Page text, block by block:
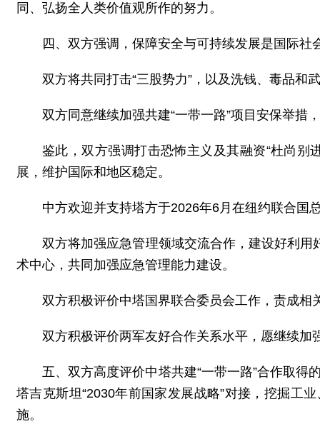
同、弘扬全人类价值观所作的努力。
四、双方强调，保障安全与可持续发展是国际
双方将共同打击“三股势力”，以及洗钱、毒品
双方同意继续加强共建“一带一路”项目安保举措
鉴此，双方强调打击恐怖主义及其融资“杜尚别
展，维护国际和地区稳定。
中方欢迎并支持塔方于2026年6月在纽约联合国
双方将加强应急管理领域交流合作，建设好利
术中心，共同加强应急管理能力建设。
双方积极评价中塔国界联合委员会工作，责成相
双方积极评价两军友好合作关系水平，愿继续
五、双方高度评价中塔共建“一带一路”合作取得
塔吉克斯坦“2030年前国家发展战略”对接，挖掘工
施。